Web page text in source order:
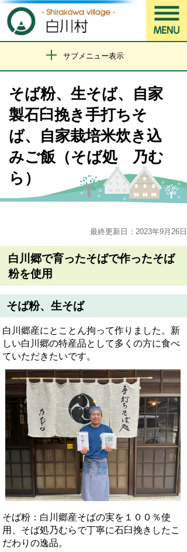
サブメニュー表示
そば粉、生そば、自家
製石臼挽き手打ちそ
ば、自家栽培米炊き込
みご飯（そば処 乃む
ら）
最終更新日：2023年9月26日
白川郷で育ったそばで作ったそば
粉を使用
そば粉、生そば
白川郷産にとことん拘って作りました。新
しい白川郷の特産品として多くの方に食べ
ていただきたいです。
そば粉：白川郷産そばの実を１００％使
用、そば処乃むらで丁寧に石臼挽きしたこ
だわりの逸品。